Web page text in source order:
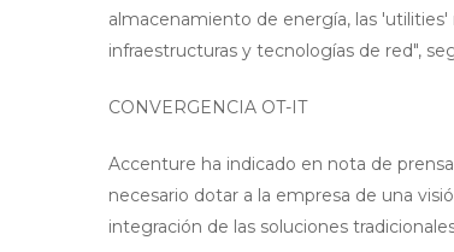
almacenamiento de energía, las
infraestructuras y tecnologías de red",
CONVERGENCIA OT-IT
Accenture ha indicado en nota de
necesario dotar a la empresa de una
integración de las soluciones